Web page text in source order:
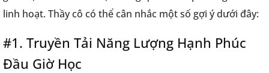
linh hoạt. Thầy cô có thể cân nhắc một số gợi ý dưới đây:
#1. Truyền Tải Năng Lượng Hạnh Phúc
Đầu Giờ Học